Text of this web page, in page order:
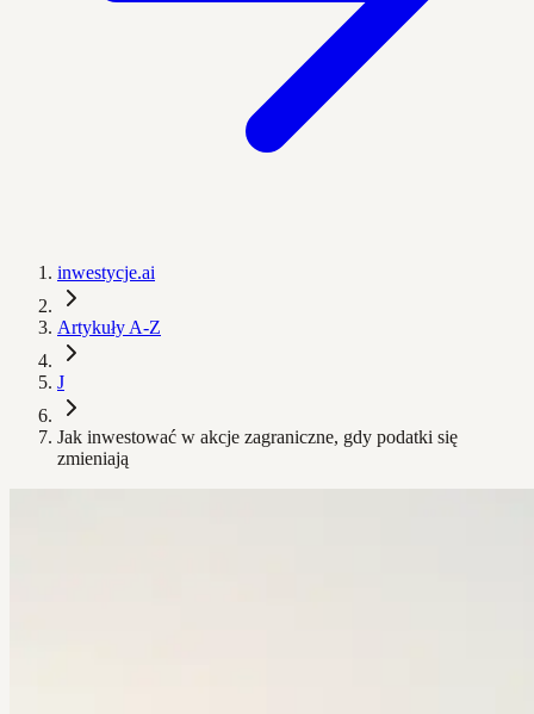
inwestycje.ai
Artykuły A-Z
J
Jak inwestować w akcje zagraniczne, gdy podatki się
zmieniają